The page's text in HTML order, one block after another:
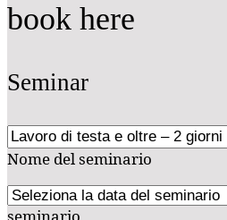
book here
Seminar
Nome del seminario